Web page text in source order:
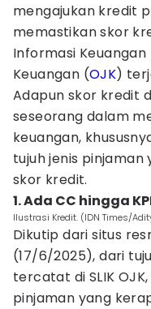
mengajukan kredit
memastikan skor
Informasi
Keuangan (OJK)
Adapun skor kredit
seseorang dalam
keuangan,
tujuh jenis pinjaman
skor kredit.
1. Ada CC hingga
Ilustrasi Kredit. (IDN Times/
Dikutip dari situs
(17/6/2025), dari
tercatat di SLIK
pinjaman yang